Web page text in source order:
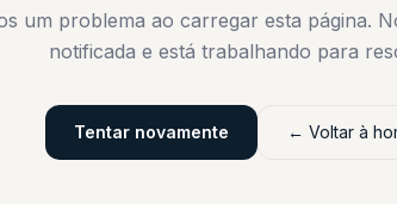
um problema ao carregar esta página.
notificada e está trabalhando para
Tentar novamente ← Voltar à